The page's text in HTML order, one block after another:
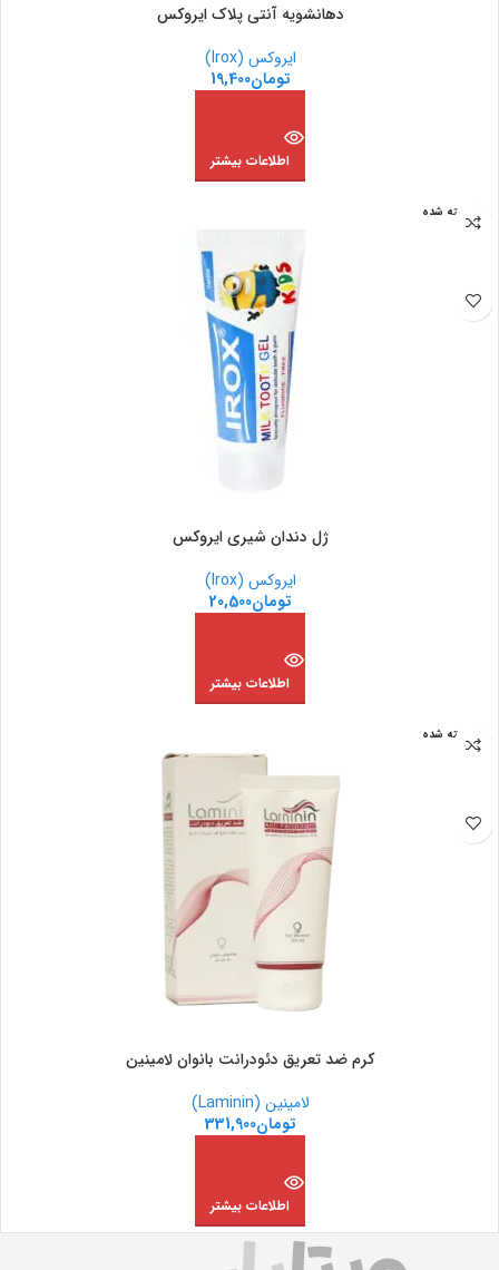
دهانشویه آنتی پلاک ایروکس
ایروکس (Irox)
تومان19,400
اطلاعات بیشتر
فروخته شده
ژل دندان شیری ایروکس
ایروکس (Irox)
تومان20,500
اطلاعات بیشتر
فروخته شده
کرم ضد تعریق دئودرانت بانوان لامینین
لامینین (Laminin)
تومان331,900
اطلاعات بیشتر